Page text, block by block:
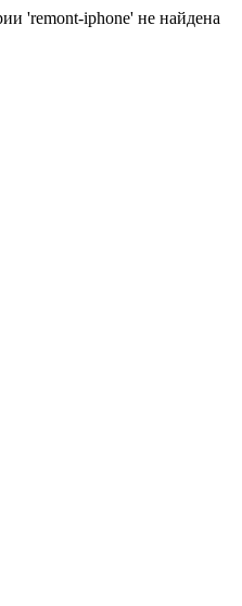
'remont-iphone' не найдена